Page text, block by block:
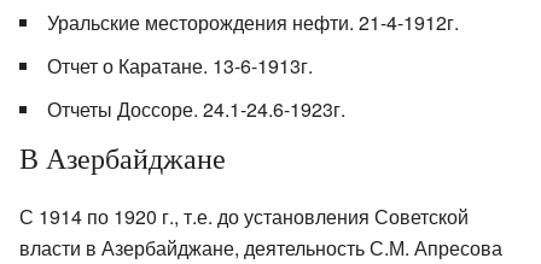
Уральские месторождения нефти. 21-4-1912г.
Отчет о Каратане. 13-6-1913г.
Отчеты Доссоре. 24.1-24.6-1923г.
В Азербайджане
С 1914 по 1920 г., т.е. до установления Советской
власти в Азербайджане, деятельность С.М. Апресова